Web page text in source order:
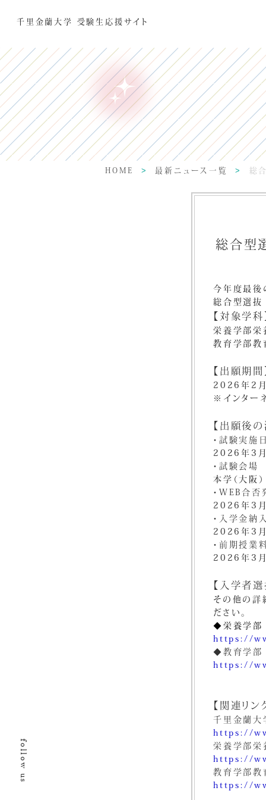
千里金蘭大学 受験生応援サイト
follow us
HOME 最新ニュース一覧 総
総合型
今年度最後
総合型選抜
【対象学科
栄養学部栄
教育学部教
【出願期間
2026年2月
※インター
【出願後
・試験実施
2026年3月
・試験会場
本学（大阪）
・WEB合否
2026年3月
・入学金納
2026年3月
・前期授業
2026年3月
【入学者
その他の詳
ださい。
◆栄養学部
https://
◆教育学部
https://
【関連リン
千里金蘭大
https://
栄養学部栄
https://
教育学部教
https://